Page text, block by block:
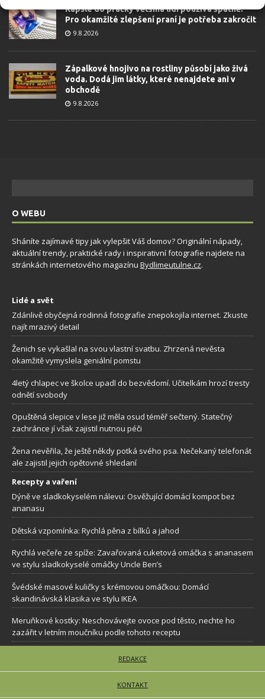
Kapsle do pračky většina lidí používá špatně.
Pro okamžité zlepšení praní je potřeba zakročit
9.8.2026
Zápalkové hnojivo na rostliny působí jako živá
voda. Dodá jim látky, které nenajdete ani v
obchodě
9.8.2026
O WEBU
Sháníte zajímavé tipy jak vylepšit Váš domov? Originální nápady,
aktuální trendy, praktické rady i inspirativní fotografie najdete na
stránkách internetového magazínu Bydlimeutulne.cz.
Lidé a svět
Zdánlivě obyčejná rodinná fotografie znepokojila internet. Zkuste
najít mrazivý detail
Ženich se vykašlal na svou vlastní svatbu. Zhrzená nevěsta
okamžitě vymyslela geniální pomstu
4letý chlapec ve školce upadl do bezvědomí. Učitelkám hrozí tresty
odnětí svobody
Opuštěná slepice v lese již měla osud téměř sečtený. Statečný
zachránce jí však zajistil nutnou péči
Žena nevěřila, že ještě někdy potká svého psa. Nečekaný telefonát
ale zajistil jejich opětovné shledaní
Recepty a vaření
Dýně ve sladkokyselém nálevu: Osvěžující domácí kompot bez
ananasu
Dětská vzpomínka: Rychlá pěna z bílků a jahod
Rychlá večeře ze spíže: Zavařovaná cuketová omáčka s ananasem
ve stylu sladkokyselé omáčky Uncle Ben’s
Švédské masové kuličky s krémovou omáčkou: Domácí
skandinávská klasika ve stylu IKEA
Meruňkové kostky: Neschovávejte ovoce pod těsto, nechte ho
zazářit v letním moučníku podle tohoto receptu
REDAKCE
KONTAKT